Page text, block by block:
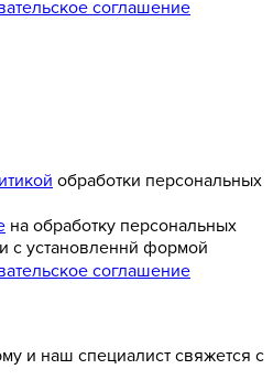
соглашение
обработки персональных
на обработку персональных
с установленнй формой
соглашение
и наш специалист свяжется с